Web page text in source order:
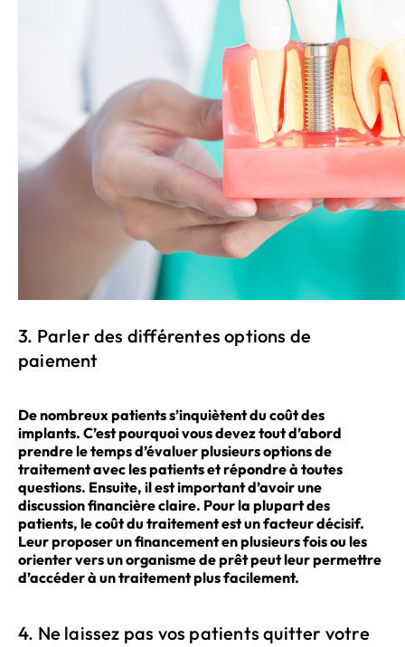
3. Parler des différentes options de
paiement
De nombreux patients s’inquiètent du coût des
implants. C’est pourquoi vous devez tout d’abord
prendre le temps d’évaluer plusieurs options de
traitement avec les patients et répondre à toutes
questions. Ensuite, il est important d’avoir une
discussion financière claire. Pour la plupart des
patients, le coût du traitement est un facteur décisif.
Leur proposer un financement en plusieurs fois ou les
orienter vers un organisme de prêt peut leur permettre
d’accéder à un traitement plus facilement.
4. Ne laissez pas vos patients quitter votre